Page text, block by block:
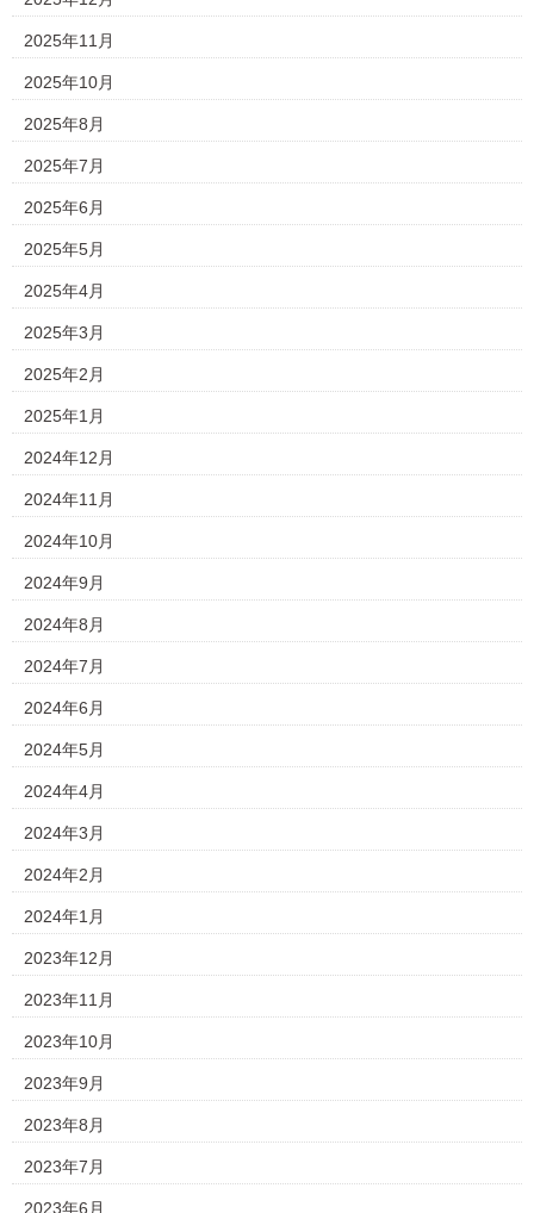
2025年11月
2025年10月
2025年8月
2025年7月
2025年6月
2025年5月
2025年4月
2025年3月
2025年2月
2025年1月
2024年12月
2024年11月
2024年10月
2024年9月
2024年8月
2024年7月
2024年6月
2024年5月
2024年4月
2024年3月
2024年2月
2024年1月
2023年12月
2023年11月
2023年10月
2023年9月
2023年8月
2023年7月
2023年6月